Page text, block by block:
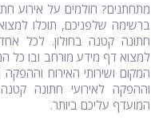
מתחתנים? חולמים על אירוע
ברשימה שלפניכם, תוכלו
חתונה קטנה בחולון. לכל
למצוא דף מידע מורחב ובו כל
המקום ושירותי האירוח
וההפקה לאירועי חתונה
המועדף עליכם ביותר.